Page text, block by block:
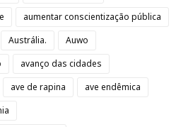
aumentar conscientização pública
Austrália.
Auwo
avanço das cidades
ave de rapina
ave endêmica